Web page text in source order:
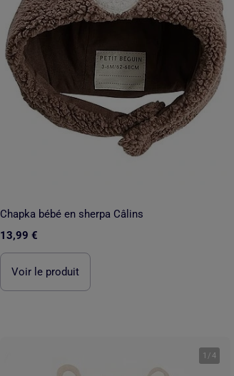
Chapka bébé en sherpa Câlins
13,99 €
Voir le produit
1 /4